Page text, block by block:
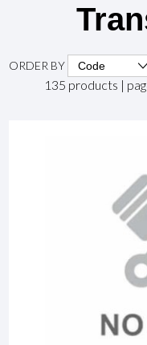
ORDER BY
135 products |